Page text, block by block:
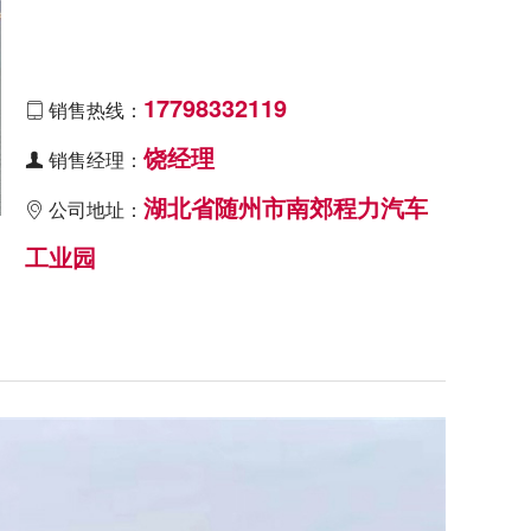
 销售热线： 17798332119
 销售经理： 饶经理
 公司地址： 湖北省随州市南郊程力汽车
工业园